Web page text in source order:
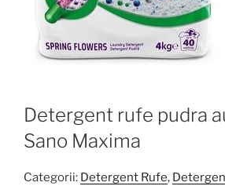
Detergent rufe pudra
Sano Maxima
Categorii: Detergent Rufe,